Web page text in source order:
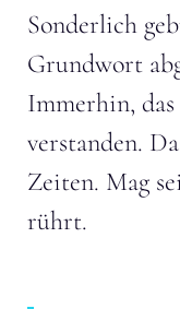
Sonderlich
Grundwort
Immerhin,
verstanden.
Zeiten. Mag
rührt.